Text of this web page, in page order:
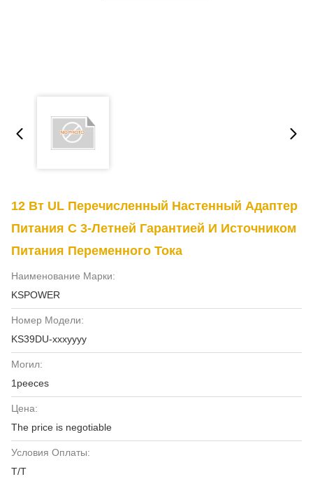
12 Вт UL Перечисленный Настенный Адаптер
Питания С 3-Летней Гарантией И Источником
Питания Переменного Тока
Наименование Марки:
KSPOWER
Номер Модели:
KS39DU-xxxyyyy
Могил:
1peeces
Цена:
The price is negotiable
Условия Оплаты:
Т/Т